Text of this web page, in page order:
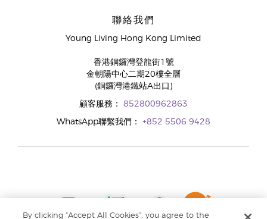
聯絡我們
Young Living Hong Kong Limited
香港銅鑼灣登龍街1號
金朝陽中心二期20樓全層
(銅鑼灣港鐵站A出口)
顧客服務： 852800962863
WhatsApp聯繫我們： +852 5506 9428
By clicking “Accept All Cookies”, you agree to the